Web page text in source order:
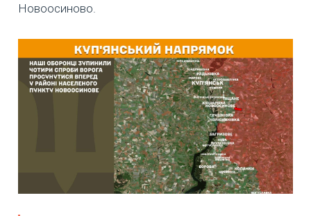
Новоосиново.